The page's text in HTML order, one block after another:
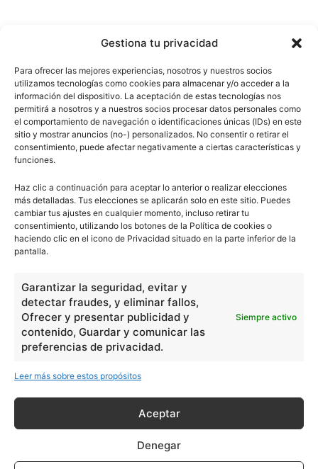
Gestiona tu privacidad
Para ofrecer las mejores experiencias, nosotros y nuestros socios
utilizamos tecnologías como cookies para almacenar y/o acceder a la
información del dispositivo. La aceptación de estas tecnologías nos
permitirá a nosotros y a nuestros socios procesar datos personales como
el comportamiento de navegación o identificaciones únicas (IDs) en este
sitio y mostrar anuncios (no-) personalizados. No consentir o retirar el
consentimiento, puede afectar negativamente a ciertas características y
funciones.
Haz clic a continuación para aceptar lo anterior o realizar elecciones
más detalladas. Tus elecciones se aplicarán solo en este sitio. Puedes
cambiar tus ajustes en cualquier momento, incluso retirar tu
consentimiento, utilizando los botones de la Política de cookies o
haciendo clic en el icono de Privacidad situado en la parte inferior de la
pantalla.
Garantizar la seguridad, evitar y
detectar fraudes, y eliminar fallos,
Ofrecer y presentar publicidad y
contenido, Guardar y comunicar las
preferencias de privacidad.
Siempre activo
Leer más sobre estos propósitos
Aceptar
Denegar